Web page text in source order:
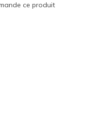
ce produit